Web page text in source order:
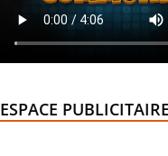
ESPACE PUBLICITAIRE